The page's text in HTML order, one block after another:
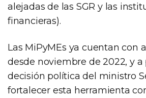
alejadas de las SGR y las
financieras).
Las MiPyMEs ya cuentan con
desde noviembre de 2022, y a
decisión política del ministro
fortalecer esta herramienta